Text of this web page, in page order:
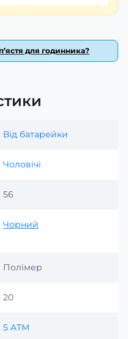
для годинника?
Від батарейки
Чоловічі
56
Чорний
Полімер
20
5 ATM